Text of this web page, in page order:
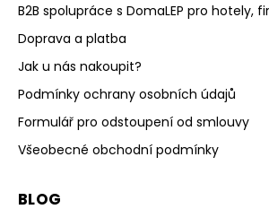
B2B spolupráce s DomaLEP pro hotely,
Doprava a platba
Jak u nás nakoupit?
Podmínky ochrany osobních údajů
Formulář pro odstoupení od smlouvy
Všeobecné obchodní podmínky
BLOG